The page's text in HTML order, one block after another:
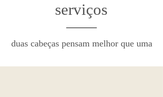
serviços
duas cabeças pensam melhor que uma